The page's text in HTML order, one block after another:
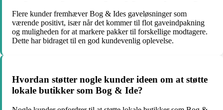
Flere kunder fremhæver Bog & Ides gaveløsninger som
værende positivt, især når det kommer til flot gaveindpakning
og muligheden for at markere pakker til forskellige modtagere.
Dette har bidraget til en god kundevenlig oplevelse.
Hvordan støtter nogle kunder ideen om at støtte
lokale butikker som Bog & Ide?